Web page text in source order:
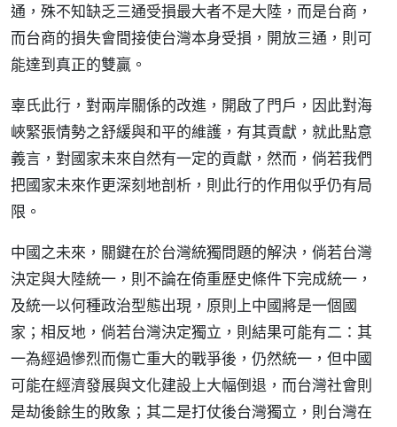
通，殊不知缺乏三通受損最大者不是大陸，而是台商，
而台商的損失會間接使台灣本身受損，開放三通，則可
能達到真正的雙贏。
辜氏此行，對兩岸關係的改進，開啟了門戶，因此對海
峽緊張情勢之舒緩與和平的維護，有其貢獻，就此點意
義言，對國家未來自然有一定的貢獻，然而，倘若我們
把國家未來作更深刻地剖析，則此行的作用似乎仍有局
限。
中國之未來，關鍵在於台灣統獨問題的解決，倘若台灣
決定與大陸統一，則不論在倚重歷史條件下完成統一，
及統一以何種政治型態出現，原則上中國將是一個國
家；相反地，倘若台灣決定獨立，則結果可能有二：其
一為經過慘烈而傷亡重大的戰爭後，仍然統一，但中國
可能在經濟發展與文化建設上大幅倒退，而台灣社會則
是劫後餘生的敗象；其二是打仗後台灣獨立，則台灣在